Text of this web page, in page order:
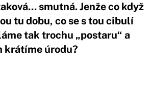
smutná. Jenže co když
tu dobu, co se s tou cibulí
tak trochu „postaru“ a
krátíme úrodu?